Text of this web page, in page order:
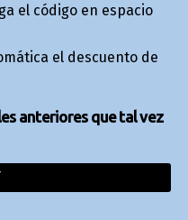
el código en espacio
el descuento de
anteriores que tal vez